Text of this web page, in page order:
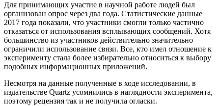
Для принимающих участие в научной работе людей был
организован опрос через два года. Статистические данные
2017 года показали, что участники смогли только частично
отказаться от использования всплывающих сообщений. Хотя
большинство из участников действительно значительно
ограничили использование связи. Все, кто имел отношение к
эксперименту стала более избирательно относиться к выбору
подобных информационных приложений.
Несмотря на данные полученные в ходе исследовании, в
издательстве Quartz усомнились в наглядности эксперимента,
поэтому рецензия так и не получила огласки.